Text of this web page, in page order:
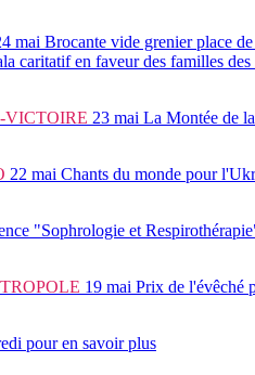
mai Brocante vide grenier place
caritatif en faveur des familles
VICTOIRE 23 mai La Montée de
22 mai Chants du monde pour
"Sophrologie et
19 mai Prix de l'évêché
pour en savoir plus